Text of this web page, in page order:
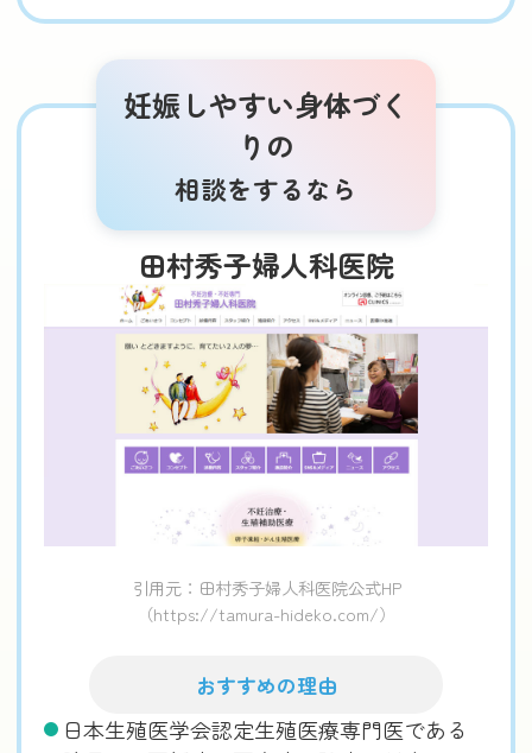
妊娠しやすい身体づく
りの
相談をするなら
田村秀子婦人科医院
引用元：田村秀子婦人科医院公式HP
（https://tamura-hideko.com/）
おすすめの理由
日本生殖医学会認定生殖医療専門医である